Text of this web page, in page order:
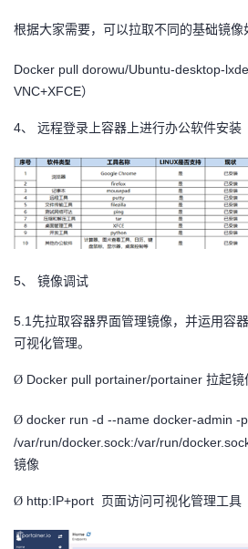
根据大家需要，可以拉取不同的基础镜像
Docker pull dorowu/Ubuntu-desktop-
VNC+XFCE）
4、 远程登录上容器上进行办公软件安装
5、 镜像调试
5.1先拉取容器界面管理镜像，并运用容
可视化管理。
Ø Docker pull portainer/portainer 拉起镜
Ø docker run -d --name docker-admin -
/var/run/docker.sock:/var/run/
镜像
Ø http:IP+port 页面访问可视化管理工具